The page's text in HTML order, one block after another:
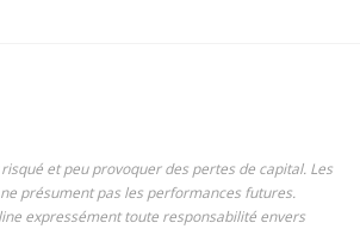
et peu provoquer des pertes de capital. Les
présument pas les performances futures.
expressément toute responsabilité envers